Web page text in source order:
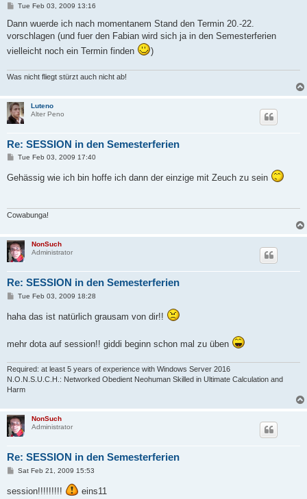
P
s
Tue Feb 03, 2009 13:16
Dann wuerde ich nach momentanem Stand den Termin 20.-22.
vorschlagen (und fuer den Fabian wird sich ja in den Semesterferien
vielleicht noch ein Termin finden
)
Was nicht fliegt stürzt auch nicht ab!
Luteno
Alter Peno
Re: SESSION in den Semesterferien
P
t
Tue Feb 03, 2009 17:40
Gehässig wie ich bin hoffe ich dann der einzige mit Zeuch zu sein
Cowabunga!
NonSuch
Administrator
Re: SESSION in den Semesterferien
P
s
t
Tue Feb 03, 2009 18:28
haha das ist natürlich grausam von dir!!
mehr dota auf session!! giddi beginn schon mal zu üben
Required: at least 5 years of experience with Windows Server 2016
N.O.N.S.U.C.H.: Networked Obedient Neohuman Skilled in Ultimate Calculation and
Harm
NonSuch
Administrator
Re: SESSION in den Semesterferien
P
t
Sat Feb 21, 2009 15:53
session!!!!!!!!! eins11